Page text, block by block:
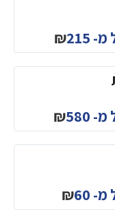
מ- ₪215
מ- ₪580
מ- ₪60